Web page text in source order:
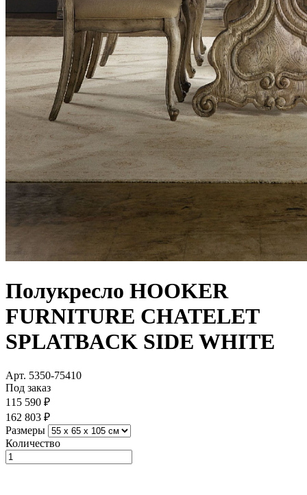
Полукресло HOOKER
FURNITURE CHATELET
SPLATBACK SIDE WHITE
Арт. 5350-75410
Под заказ
115 590 ₽
162 803 ₽
Размеры
Количество